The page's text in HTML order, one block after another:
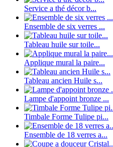
Service a thé décor b...
Ensemble de six verres ...
Tableau huile sur toile...
Applique mural la paire...
Tableau ancien Huile s...
Lampe d'appoint bronze ...
Timbale Forme Tulipe pi...
Ensemble de 18 verres a...